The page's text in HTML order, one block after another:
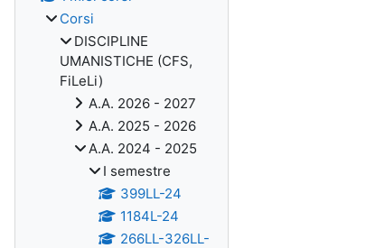
Corsi
DISCIPLINE
UMANISTICHE (CFS,
FiLeLi)
A.A. 2026 - 2027
A.A. 2025 - 2026
A.A. 2024 - 2025
I semestre
399LL-24
1184L-24
266LL-326LL-